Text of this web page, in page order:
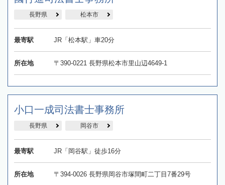
長野県 松本市
最寄駅 JR「松本駅」車20分
所在地 〒390-0221 長野県松本市里山辺4649-1
小口一成司法書士事務所
長野県 岡谷市
最寄駅 JR「岡谷駅」徒歩16分
所在地 〒394-0026 長野県岡谷市塚間町二丁目7番29号